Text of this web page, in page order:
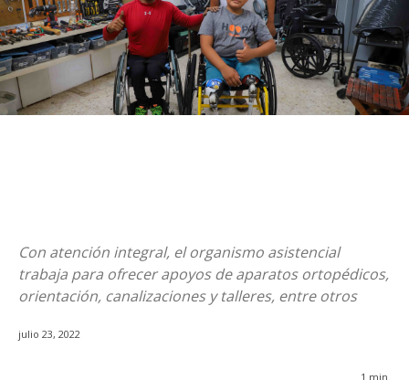
Con atención integral, el organismo asistencial
trabaja para ofrecer apoyos de aparatos ortopédicos,
orientación, canalizaciones y talleres, entre otros
julio 23, 2022
1 min.